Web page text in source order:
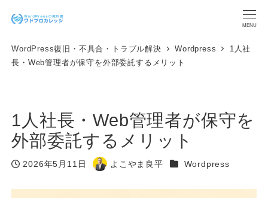
MENU
WordPress復旧・不具合・トラブル解決 Wordpress
1人社
長・Web管理者が保守を外部委託するメリット
1人社長・Web管理者が保守を
外部委託するメリット
投稿日
2026年5月11日
著
よこやま良平 カテゴリー
Wordpress